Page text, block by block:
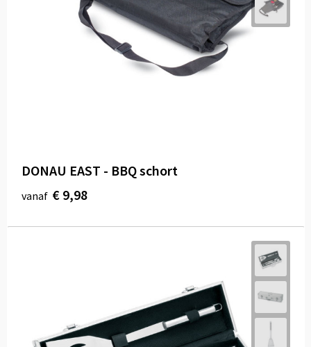
DONAU EAST - BBQ schort
vanaf € 9,98